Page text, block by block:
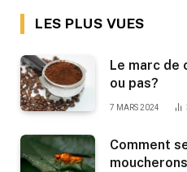
LES PLUS VUES
Le marc de
ou pas?
7 MARS 2024
Comment